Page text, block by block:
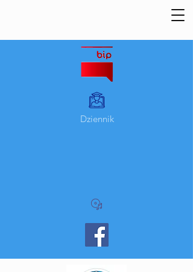
Dziennik